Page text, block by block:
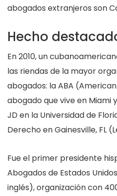
abogados extranjeros son
Hecho
En 2010, un
las riendas de la mayor
abogados: la ABA
abogado que vive en Miami
JD en la Universidad de
Derecho en Gainesville, FL
Fue el primer presidente
Abogados de Estados
inglés), organización con